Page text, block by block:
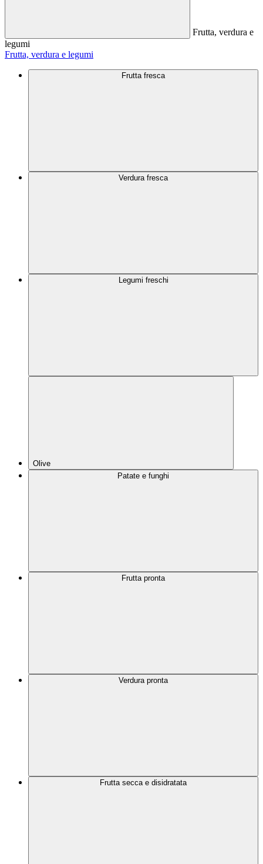
Frutta, verdura e
legumi
Frutta, verdura e legumi
Frutta fresca
Verdura fresca
Legumi freschi
Olive
Patate e funghi
Frutta pronta
Verdura pronta
Frutta secca e disidratata